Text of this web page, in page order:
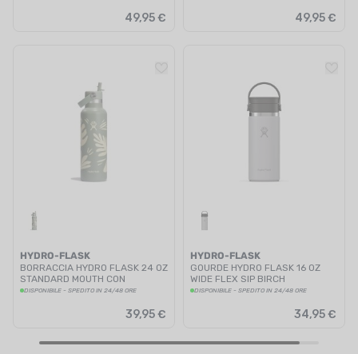
49,95 € 49,95 €
HYDRO-FLASK
BORRACCIA HYDRO FLASK 24 OZ
STANDARD MOUTH CON
CANNUCCIA BOTANICAL
DISPONIBILE - SPEDITO IN 24/48 ORE
39,95 €
HYDRO-FLASK
GOURDE HYDRO FLASK 16 OZ
WIDE FLEX SIP BIRCH
DISPONIBILE - SPEDITO IN 24/48 ORE
34,95 €